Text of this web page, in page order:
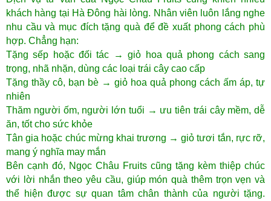
khách hàng tại Hà Đông hài lòng. Nhân viên luôn lắng nghe
nhu cầu và mục đích tặng quà để đề xuất phong cách phù
hợp. Chẳng hạn:
Tặng sếp hoặc đối tác → giỏ hoa quả phong cách sang
trọng, nhã nhặn, dùng các loại trái cây cao cấp
Tặng thầy cô, bạn bè → giỏ hoa quả phong cách ấm áp, tự
nhiên
Thăm người ốm, người lớn tuổi → ưu tiên trái cây mềm, dễ
ăn, tốt cho sức khỏe
Tân gia hoặc chúc mừng khai trương → giỏ tươi tắn, rực rỡ,
mang ý nghĩa may mắn
Bên cạnh đó, Ngọc Châu Fruits cũng tặng kèm thiệp chúc
với lời nhắn theo yêu cầu, giúp món quà thêm trọn vẹn và
thể hiện được sự quan tâm chân thành của người tặng.